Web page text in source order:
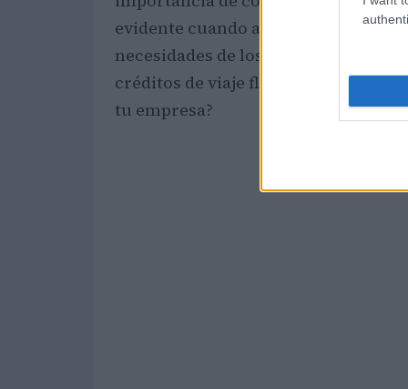
evidente cuando analizamos cómo
necesidades de los negocios, desde
créditos de viaje flexibles. ¿Te
tu empresa?